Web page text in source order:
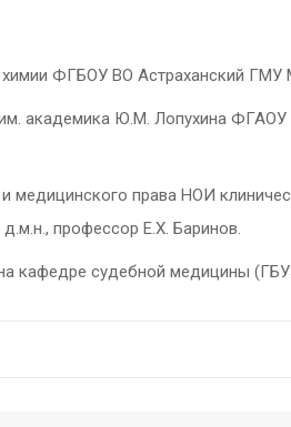
ФГБОУ ВО Астраханский ГМУ
академика Ю.М. Лопухина
права НОИ
профессор Е.Х. Баринов.
кафедре судебной медицины